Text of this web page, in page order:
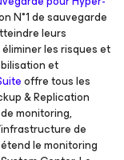
N°1 de sauvegarde
leurs
les risques et
et
offre tous les
& Replication
monitoring,
de
le monitoring